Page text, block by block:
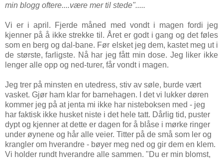
min blogg oftere....være mer til stede".....
Vi er i april. Fjerde måned med vondt i magen fordi jeg
kjenner på å ikke strekke til. Året er godt i gang og det føles
som en berg og dal-bane. Før elsket jeg dem, kastet meg ut i
de største, farligste. Nå har jeg fått min dose. Jeg liker ikke
lenger alle opp og ned-turer, får vondt i magen.
Jeg trer på minsten en utedress, stiv av søle, burde vært
vasket. Gjør ham klar for barnehagen. I det vi lukker døren
kommer jeg på at jenta mi ikke har nisteboksen med - jeg
har faktisk ikke husket niste i det hele tatt. Dårlig tid, puster
dypt og kjenner at dette er dagen for å blåse i mørke ringer
under øynene og hår alle veier. Titter på de små som ler og
krangler om hverandre - bøyer meg ned og gir dem en klem.
Vi holder rundt hverandre alle sammen. "Du er min blomst,